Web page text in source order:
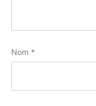
Nom *